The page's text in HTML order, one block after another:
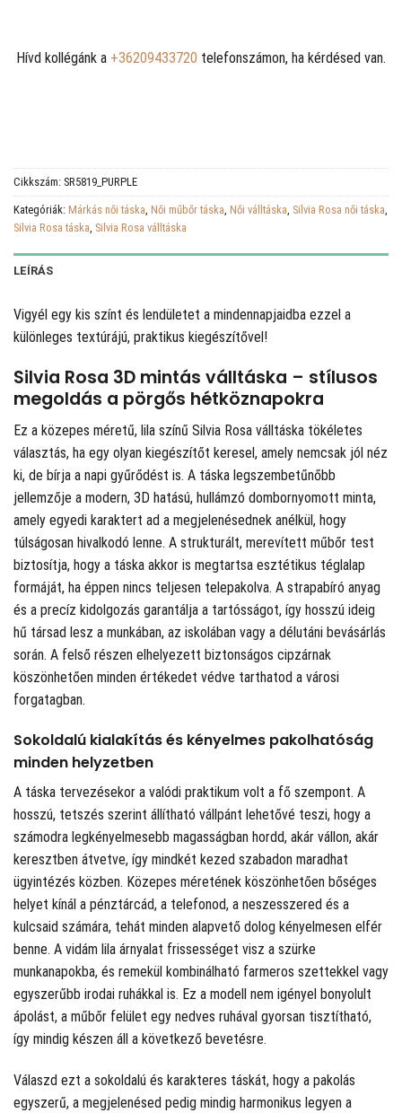
Hívd kollégánk a +36209433720 telefonszámon, ha kérdésed van.
Cikkszám: SR5819_PURPLE
Kategóriák: Márkás női táska, Női műbőr táska, Női válltáska, Silvia Rosa női táska,
Silvia Rosa táska, Silvia Rosa válltáska
LEÍRÁS
Vigyél egy kis színt és lendületet a mindennapjaidba ezzel a
különleges textúrájú, praktikus kiegészítővel!
Silvia Rosa 3D mintás válltáska – stílusos
megoldás a pörgős hétköznapokra
Ez a közepes méretű, lila színű Silvia Rosa válltáska tökéletes
választás, ha egy olyan kiegészítőt keresel, amely nemcsak jól néz
ki, de bírja a napi gyűrődést is. A táska legszembetűnőbb
jellemzője a modern, 3D hatású, hullámzó dombornyomott minta,
amely egyedi karaktert ad a megjelenésednek anélkül, hogy
túlságosan hivalkodó lenne. A strukturált, merevített műbőr test
biztosítja, hogy a táska akkor is megtartsa esztétikus téglalap
formáját, ha éppen nincs teljesen telepakolva. A strapabíró anyag
és a precíz kidolgozás garantálja a tartósságot, így hosszú ideig
hű társad lesz a munkában, az iskolában vagy a délutáni bevásárlás
során. A felső részen elhelyezett biztonságos cipzárnak
köszönhetően minden értékedet védve tarthatod a városi
forgatagban.
Sokoldalú kialakítás és kényelmes pakolhatóság
minden helyzetben
A táska tervezésekor a valódi praktikum volt a fő szempont. A
hosszú, tetszés szerint állítható vállpánt lehetővé teszi, hogy a
számodra legkényelmesebb magasságban hordd, akár vállon, akár
keresztben átvetve, így mindkét kezed szabadon maradhat
ügyintézés közben. Közepes méretének köszönhetően bőséges
helyet kínál a pénztárcád, a telefonod, a neszesszered és a
kulcsaid számára, tehát minden alapvető dolog kényelmesen elfér
benne. A vidám lila árnyalat frissességet visz a szürke
munkanapokba, és remekül kombinálható farmeros szettekkel vagy
egyszerűbb irodai ruhákkal is. Ez a modell nem igényel bonyolult
ápolást, a műbőr felület egy nedves ruhával gyorsan tisztítható,
így mindig készen áll a következő bevetésre.
Válaszd ezt a sokoldalú és karakteres táskát, hogy a pakolás
egyszerű, a megjelenésed pedig mindig harmonikus legyen a